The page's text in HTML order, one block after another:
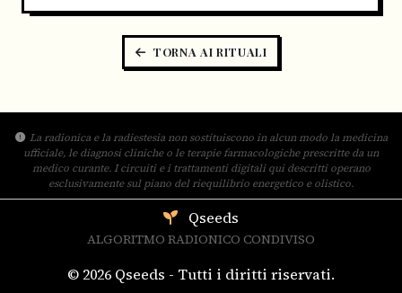
TORNA AI RITUALI
La radionica e la radiestesia non sostituiscono in alcun modo la medicina
ufficiale, le diagnosi cliniche o le terapie farmacologiche prescritte da un
medico curante. I circuiti e i trattamenti digitali qui descritti operano
esclusivamente sul piano del riequilibrio energetico e olistico.
Qseeds
ALGORITMO RADIONICO CONDIVISO
© 2026 Qseeds - Tutti i diritti riservati.